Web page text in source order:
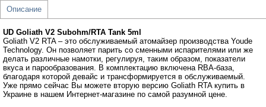
Описание
UD Goliath V2 Subohm/RTA Tank 5ml
Goliath V2 RTA – это обслуживаемый атомайзер производства Youde
Technology. Он позволяет парить со сменными испарителями или же
делать различные намотки, регулируя, таким образом, показатели
вкуса и парообразования. В комплектацию включена RBA-база,
благодаря которой девайс и трансформируется в обслуживаемый.
Уже прямо сейчас Вы можете вторую версию Goliath RTA купить в
Украине в нашем Интернет-магазине по самой разумной цене.